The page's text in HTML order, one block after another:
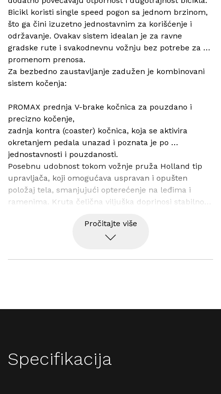
Bicikl koristi single speed pogon sa jednom brzinom,
što ga čini izuzetno jednostavnim za korišćenje i
održavanje. Ovakav sistem idealan je za ravne
gradske rute i svakodnevnu vožnju bez potrebe za
promenom prenosa.
Za bezbedno zaustavljanje zadužen je kombinovani
sistem kočenja:
PROMAX prednja V-brake kočnica za pouzdano i
precizno kočenje,
zadnja kontra (coaster) kočnica, koja se aktivira
okretanjem pedala unazad i poznata je po
jednostavnosti i pouzdanosti.
Posebnu udobnost tokom vožnje pruža Holland tip
upravljača, koji omogućava uspravan i opušten
položaj tela, smanjujući opterećenje na leđima i
ramenima. Kruta čelična viljuška doprinosi stabilnosti
Pročitajte više
Specifikacija